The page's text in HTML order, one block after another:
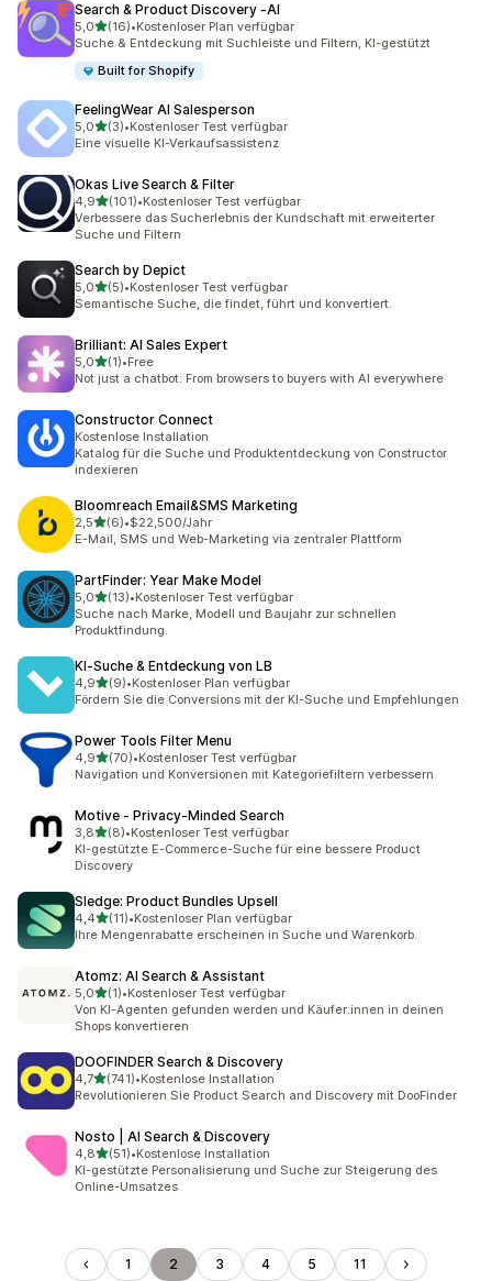
Search & Product Discovery ‑AI
5,0von 5 Sternen
(16)
16 Rezensionen insgesamt
•Kostenloser Plan verfügbar
Suche & Entdeckung mit Suchleiste und Filtern, KI-gestützt
Built for Shopify
FeelingWear AI Salesperson
5,0von 5 Sternen
(3)
3 Rezensionen insgesamt
•Kostenloser Test verfügbar
Eine visuelle KI-Verkaufsassistenz
Okas Live Search & Filter
4,9von 5 Sternen
(101)
101 Rezensionen insgesamt
•Kostenloser Test verfügbar
Verbessere das Sucherlebnis der Kundschaft mit erweiterter
Suche und Filtern
Search by Depict
5,0von 5 Sternen
(5)
5 Rezensionen insgesamt
•Kostenloser Test verfügbar
Semantische Suche, die findet, führt und konvertiert.
Brilliant: AI Sales Expert
5,0von 5 Sternen
(1)
1 Rezensionen insgesamt
•Free
Not just a chatbot: From browsers to buyers with AI everywhere
Constructor Connect
Kostenlose Installation
Katalog für die Suche und Produktentdeckung von Constructor
indexieren
Bloomreach Email&SMS Marketing
2,5von 5 Sternen
(6)
6 Rezensionen insgesamt
•$22,500/Jahr
E-Mail, SMS und Web-Marketing via zentraler Plattform
PartFinder: Year Make Model
5,0von 5 Sternen
(13)
13 Rezensionen insgesamt
•Kostenloser Test verfügbar
Suche nach Marke, Modell und Baujahr zur schnellen
Produktfindung.
KI‑Suche & Entdeckung von LB
4,9von 5 Sternen
(9)
9 Rezensionen insgesamt
•Kostenloser Plan verfügbar
Fördern Sie die Conversions mit der KI-Suche und Empfehlungen
Power Tools Filter Menu
4,9von 5 Sternen
(70)
70 Rezensionen insgesamt
•Kostenloser Test verfügbar
Navigation und Konversionen mit Kategoriefiltern verbessern
Motive ‑ Privacy‑Minded Search
3,8von 5 Sternen
(8)
8 Rezensionen insgesamt
•Kostenloser Test verfügbar
KI-gestützte E-Commerce-Suche für eine bessere Product
Discovery
Sledge: Product Bundles Upsell
4,4von 5 Sternen
(11)
11 Rezensionen insgesamt
•Kostenloser Plan verfügbar
Ihre Mengenrabatte erscheinen in Suche und Warenkorb.
Atomz: AI Search & Assistant
5,0von 5 Sternen
(1)
1 Rezensionen insgesamt
•Kostenloser Test verfügbar
Von KI-Agenten gefunden werden und Käufer:innen in deinen
Shops konvertieren
DOOFINDER Search & Discovery
4,7von 5 Sternen
(741)
741 Rezensionen insgesamt
•Kostenlose Installation
Revolutionieren Sie Product Search and Discovery mit DooFinder
Nosto | AI Search & Discovery
4,8von 5 Sternen
(51)
51 Rezensionen insgesamt
•Kostenlose Installation
KI-gestützte Personalisierung und Suche zur Steigerung des
Online-Umsatzes
1 2 3 4 5 11